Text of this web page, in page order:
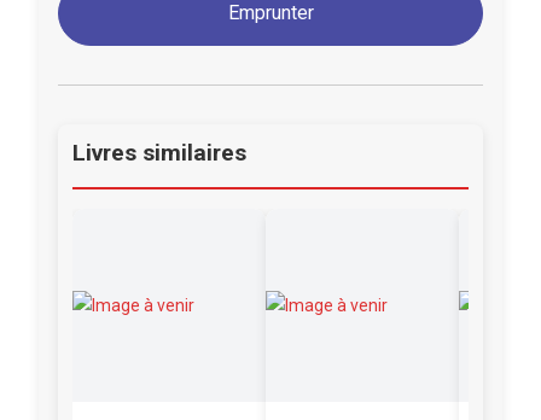
Emprunter
Livres similaires